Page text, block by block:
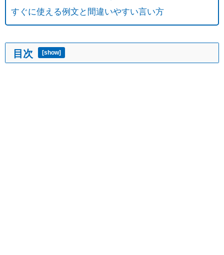
すぐに使える例文と間違いやすい言い方
目次 [show]